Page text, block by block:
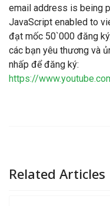
email address is being
JavaScript enabled to
đạt mốc 50`000 đăng
các bạn yêu thương và
nhấp để đăng ký:
https://
Related Articles